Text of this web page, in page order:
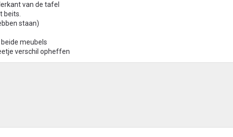
van de tafel
beits.
staan)
meubels
verschil opheffen